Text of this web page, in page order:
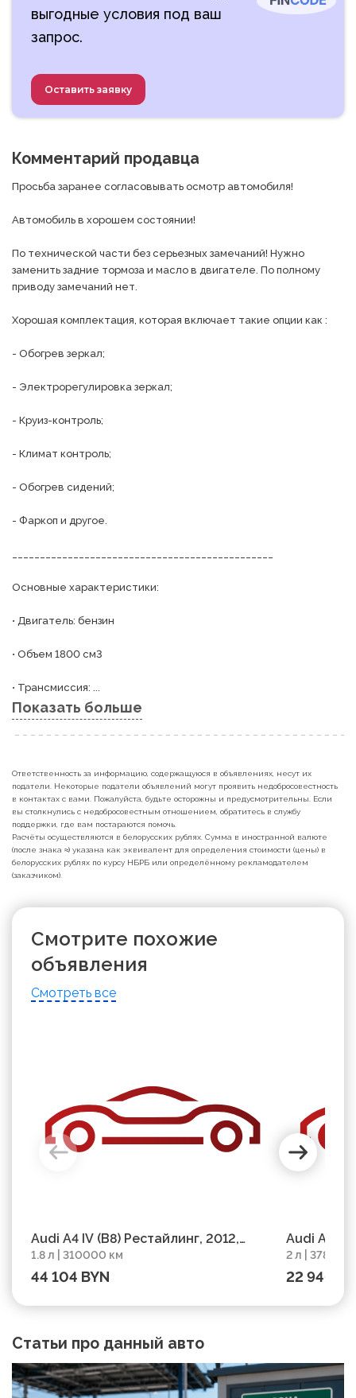
выгодные условия под ваш
запрос.
Оставить заявку
Комментарий продавца
Просьба заранее согласовывать осмотр автомобиля!
Автомобиль в хорошем состоянии!
По технической части без серьезных замечаний! Нужно
заменить задние тормоза и масло в двигателе. По полному
приводу замечаний нет.
Хорошая комплектация, которая включает такие опции как :
- Обогрев зеркал;
- Электрорегулировка зеркал;
- Круиз-контроль;
- Климат контроль;
- Обогрев сидений;
- Фаркоп и другое.
Основные характеристики:
• Двигатель: бензин
• Объем 1800 см3
• Трансмиссия: ...
Показать больше
Ответственность за информацию, содержащуюся в объявлениях, несут их
податели. Некоторые податели объявлений могут проявить недобросовестность
в контактах с вами. Пожалуйста, будьте осторожны и предусмотрительны. Если
вы столкнулись с недобросовестным отношением, обратитесь в службу
поддержки, где вам постараются помочь.
Расчёты осуществляются в белорусских рублях. Сумма в иностранной валюте
(после знака ≈) указана как эквивалент для определения стоимости (цены) в
белорусских рублях по курсу НБРБ или определённому рекламодателем
(заказчиком).
Смотрите похожие
объявления
Смотреть все
Audi A4 IV (B8) Рестайлинг, 2012,
пробег 310000 км
1.8 л | 310000 км
44 104 BYN
Audi A4 III
км
2 л | 378000
22 946
Статьи про данный авто